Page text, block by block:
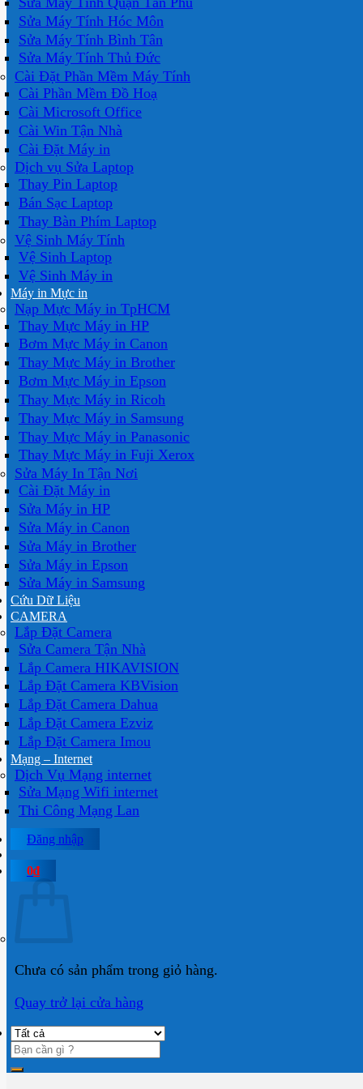
Sửa Máy Tính Hóc Môn
Sửa Máy Tính Bình Tân
Sửa Máy Tính Thủ Đức
Cài Đặt Phần Mềm Máy Tính
Cài Phần Mềm Đồ Hoạ
Cài Microsoft Office
Cài Win Tận Nhà
Cài Đặt Máy in
Dịch vụ Sửa Laptop
Thay Pin Laptop
Bán Sạc Laptop
Thay Bàn Phím Laptop
Vệ Sinh Máy Tính
Vệ Sinh Laptop
Vệ Sinh Máy in
Máy in Mực in
Nạp Mực Máy in TpHCM
Thay Mực Máy in HP
Bơm Mực Máy in Canon
Thay Mực Máy in Brother
Bơm Mực Máy in Epson
Thay Mực Máy in Ricoh
Thay Mực Máy in Samsung
Thay Mực Máy in Panasonic
Thay Mực Máy in Fuji Xerox
Sửa Máy In Tận Nơi
Cài Đặt Máy in
Sửa Máy in HP
Sửa Máy in Canon
Sửa Máy in Brother
Sửa Máy in Epson
Sửa Máy in Samsung
Cứu Dữ Liệu
CAMERA
Lắp Đặt Camera
Sửa Camera Tận Nhà
Lắp Camera HIKAVISION
Lắp Đặt Camera KBVision
Lắp Đặt Camera Dahua
Lắp Đặt Camera Ezviz
Lắp Đặt Camera Imou
Mạng – Internet
Dịch Vụ Mạng internet
Sửa Mạng Wifi internet
Thi Công Mạng Lan
Đăng nhập
0₫
Chưa có sản phẩm trong giỏ hàng.
Quay trở lại cửa hàng
Tìm
kiếm: